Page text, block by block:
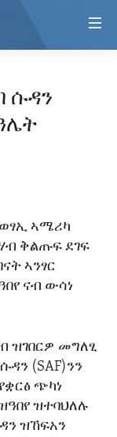
ሱዳን
ኣሜሪካ
ቅልጡፍ ደገፍ
ኣንፃር
ናብ ውሳነ
ዝገበርዎ መግለፂ
(SAF)ንን
ጭካነ
ዝተባህለሉ
ዝኸፍአን